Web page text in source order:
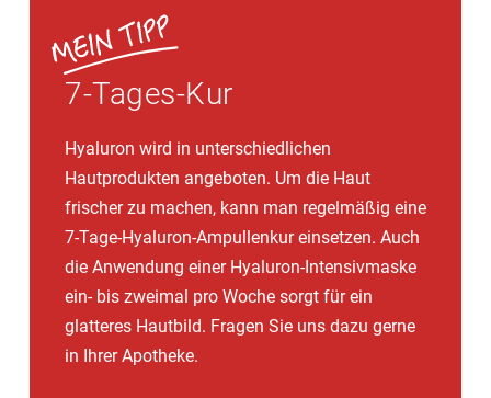
Besonders auch geeignet für Sänger und Menschen,
die viel reden müssen, da sie bis zu 6-mal täglich
gelutscht werden können.
7-Tages-Kur
Hyaluron wird in unterschiedlichen
Hautprodukten angeboten. Um die Haut
frischer zu machen, kann man regelmäßig eine
7-Tage-Hyaluron-Ampullenkur einsetzen. Auch
die Anwendung einer Hyaluron-Intensivmaske
ein- bis zweimal pro Woche sorgt für ein
glatteres Hautbild. Fragen Sie uns dazu gerne
in Ihrer Apotheke.